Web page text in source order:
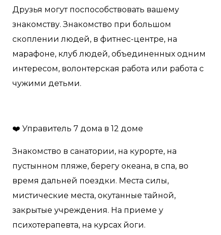
Друзья могут поспособствовать вашему
знакомству. Знакомство при большом
скоплении людей, в фитнес-центре, на
марафоне, клуб людей, объединенных одним
интересом, волонтерская работа или работа с
чужими детьми.
❤️ Управитель 7 дома в 12 доме
Знакомство в санатории, на курорте, на
пустынном пляже, берегу океана, в спа, во
время дальней поездки. Места силы,
мистические места, окутанные тайной,
закрытые учреждения. На приеме у
психотерапевта, на курсах йоги.